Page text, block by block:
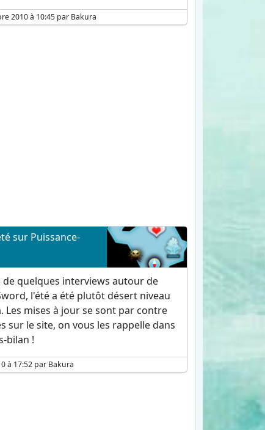
2010 à 10:45 par Bakura
sur Puissance-
de quelques interviews autour de
l'été a été plutôt désert niveau
Les mises à jour se sont par contre
sur le site, on vous les rappelle dans
bilan !
à 17:52 par Bakura